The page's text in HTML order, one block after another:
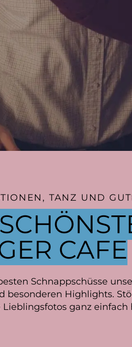
TANZ UND
CAFE
Schnappschüsse
besonderen Highlights.
ganz